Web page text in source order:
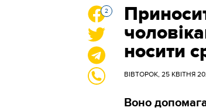
2
носити
ВІВТОРОК, 25 КВІТНЯ
Воно